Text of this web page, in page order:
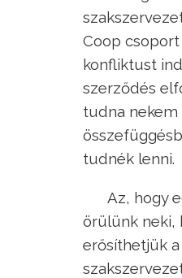
Coop
konfliktust
szerződés
tudna nekem
tudnék lenni.
Az, hogy
örülünk neki,
erősíthetjük